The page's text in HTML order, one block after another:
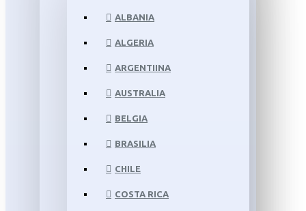
ALBANIA
ALGERIA
ARGENTIINA
AUSTRALIA
BELGIA
BRASILIA
CHILE
COSTA RICA